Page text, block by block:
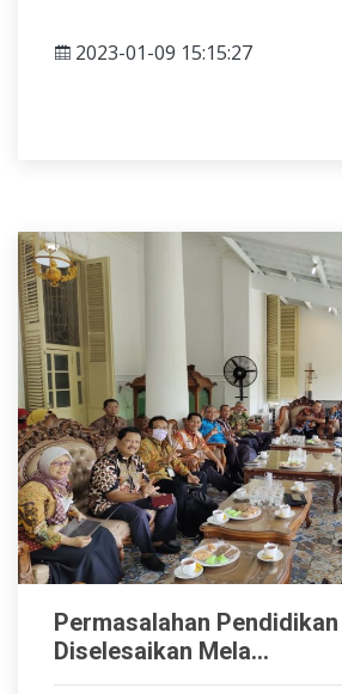
2023-01-09 15:15:27
Permasalahan
Diselesaikan Mela...